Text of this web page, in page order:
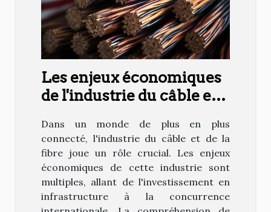
Les enjeux économiques
de l'industrie du câble et
Dans un monde de plus en plus
connecté, l'industrie du câble et de la
fibre joue un rôle crucial. Les enjeux
économiques de cette industrie sont
multiples, allant de l'investissement en
infrastructure à la concurrence